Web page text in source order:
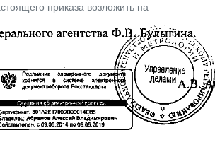
приказа возложить на